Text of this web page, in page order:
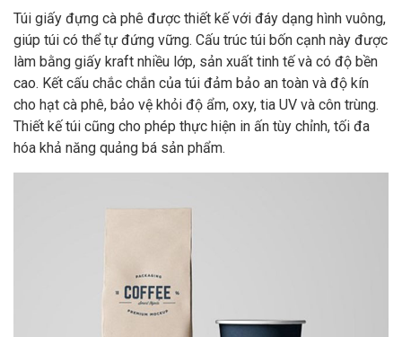
Túi giấy đựng cà phê được thiết kế với đáy dạng hình vuông,
giúp túi có thể tự đứng vững. Cấu trúc túi bốn cạnh này được
làm bằng giấy kraft nhiều lớp, sản xuất tinh tế và có độ bền
cao. Kết cấu chắc chắn của túi đảm bảo an toàn và độ kín
cho hạt cà phê, bảo vệ khỏi độ ẩm, oxy, tia UV và côn trùng.
Thiết kế túi cũng cho phép thực hiện in ấn tùy chỉnh, tối đa
hóa khả năng quảng bá sản phẩm.